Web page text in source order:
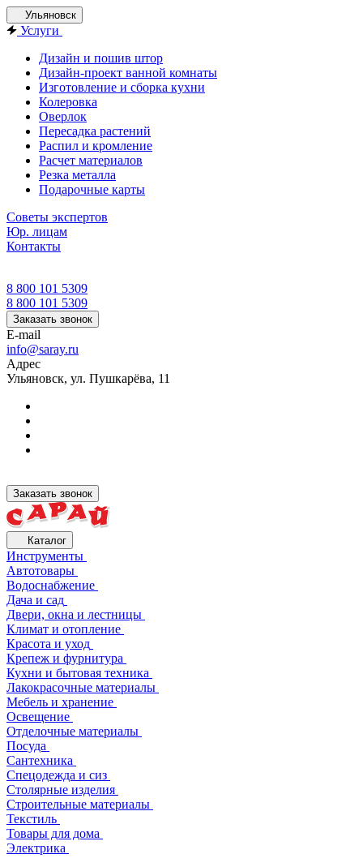
Ульяновск
Услуги
Дизайн и пошив штор
Дизайн-проект ванной комнаты
Изготовление и сборка кухни
Колеровка
Оверлок
Пересадка растений
Распил и кромление
Расчет материалов
Резка металла
Подарочные карты
Советы экспертов
Юр. лицам
Контакты
8 800 101 5309
8 800 101 5309
Заказать звонок
E-mail
info@saray.ru
Адрес
Ульяновск, ул. Пушкарёва, 11
Заказать звонок
Каталог
Инструменты
Автотовары
Водоснабжение
Дача и сад
Двери, окна и лестницы
Климат и отопление
Красота и уход
Крепеж и фурнитура
Кухни и бытовая техника
Лакокрасочные материалы
Мебель и хранение
Освещение
Отделочные материалы
Посуда
Сантехника
Спецодежда и сиз
Столярные изделия
Строительные материалы
Текстиль
Товары для дома
Электрика